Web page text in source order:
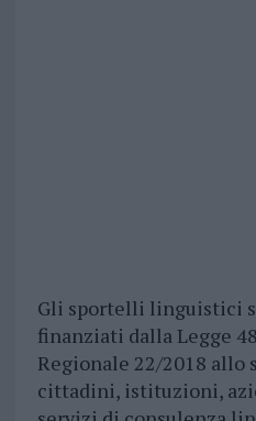
Gli sportelli linguistici
finanziati dalla Legge
Regionale 22/2018 allo
cittadini, istituzioni,